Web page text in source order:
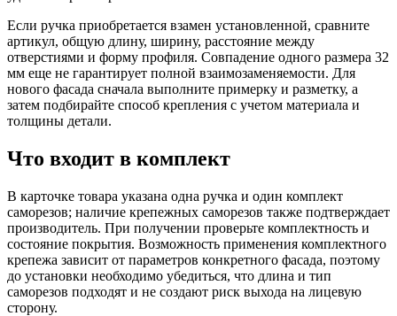
Если ручка приобретается взамен установленной, сравните
артикул, общую длину, ширину, расстояние между
отверстиями и форму профиля. Совпадение одного размера 32
мм еще не гарантирует полной взаимозаменяемости. Для
нового фасада сначала выполните примерку и разметку, а
затем подбирайте способ крепления с учетом материала и
толщины детали.
Что входит в комплект
В карточке товара указана одна ручка и один комплект
саморезов; наличие крепежных саморезов также подтверждает
производитель. При получении проверьте комплектность и
состояние покрытия. Возможность применения комплектного
крепежа зависит от параметров конкретного фасада, поэтому
до установки необходимо убедиться, что длина и тип
саморезов подходят и не создают риск выхода на лицевую
сторону.